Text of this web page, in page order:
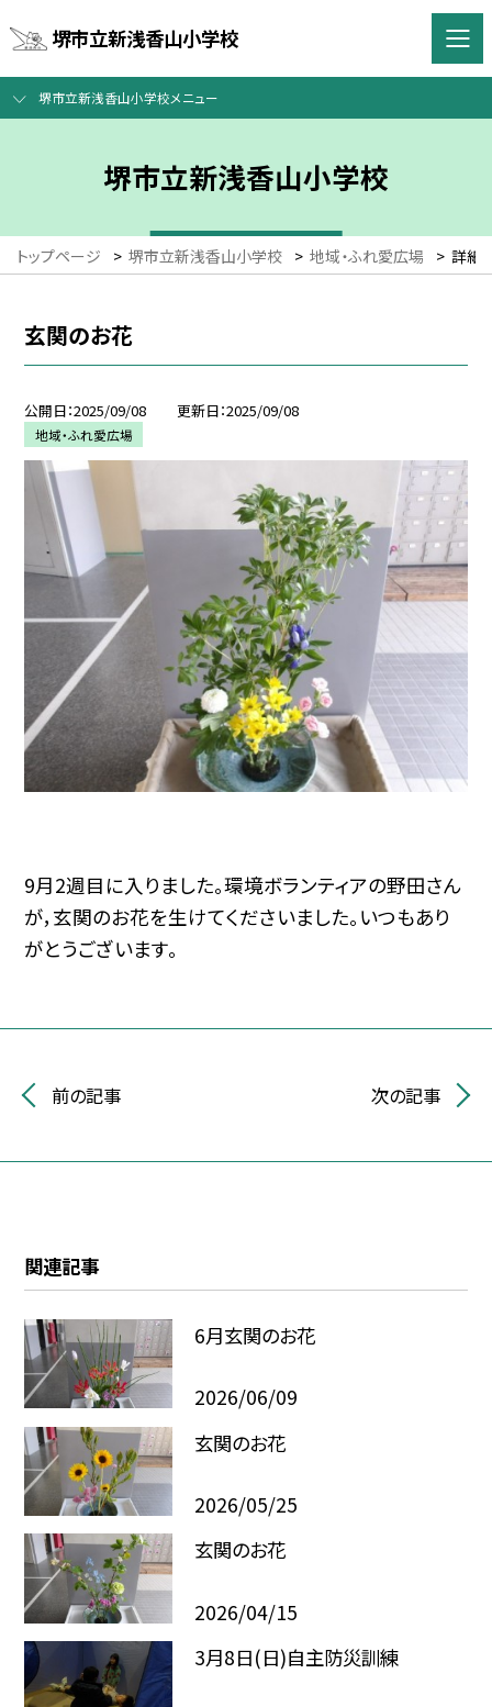
堺市立新浅香山小学校
堺市立新浅香山小学校メニュー
堺市立新浅香山小学校
トップページ > 堺市立新浅香山小学校 > 地域・ふれ愛広場 > 詳細
玄関のお花
公開日 2025/09/08 更新日 2025/09/08
地域・ふれ愛広場
9月2週目に入りました。環境ボランティアの野田さん
が，玄関のお花を生けてくださいました。いつもあり
がとうございます。
前の記事 次の記事
関連記事
6月玄関のお花
2026/06/09
玄関のお花
2026/05/25
玄関のお花
2026/04/15
3月8日(日)自主防災訓練